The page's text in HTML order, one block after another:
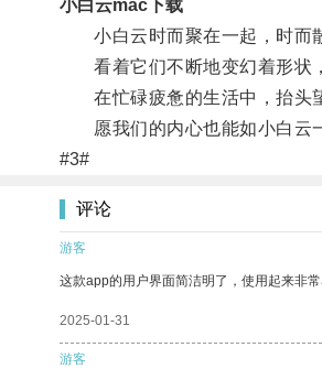
小白云mac下载
小白云时而聚在一起，时而散
看着它们不断地变幻着形状，
在忙碌疲惫的生活中，抬头望
愿我们的内心也能如小白云一
#3#
评论
游客
这款app的用户界面简洁明了，使用起来非
2025-01-31
游客